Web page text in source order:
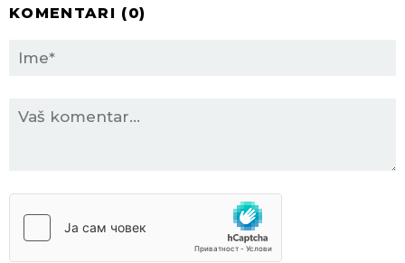
KOMENTARI (0)